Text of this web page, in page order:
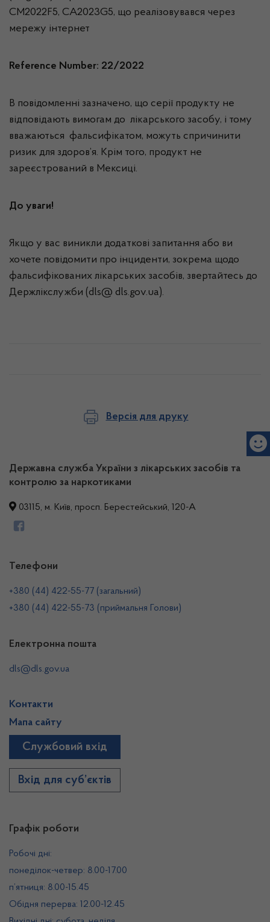
CM2022F5, CA2023G5, що реалізовувався через
мережу інтернет
Reference Number: 22/2022
В повідомленні зазначено, що серії продукту не
відповідають вимогам до лікарського засобу, і тому
вважаються фальсифікатом, можуть спричинити
ризик для здоров’я. Крім того, продукт не
зареєстрований в Мексиці.
До уваги!
Якщо у вас виникли додаткові запитання або ви
хочете повідомити про інциденти, зокрема щодо
фальсифікованих лікарських засобів, звертайтесь до
Держлікслужби (dls@ dls.gov.ua).
Версія для друку
Державна служба України з лікарських засобів та
контролю за наркотиками
03115, м. Київ, просп. Берестейський, 120-А
Графік роботи
Робочі дні:
понеділок-четвер: 8.00-17.00
п’ятниця: 8.00-15.45
Обідня перерва: 12.00-12.45
Телефони
+380 (44) 422-55-77 (загальний)
+380 (44) 422-55-73 (приймальня Голови)
Електронна пошта
dls@dls.gov.ua
Контакти
Мапа сайту
Службовий вхід
Вхід для суб’єктів